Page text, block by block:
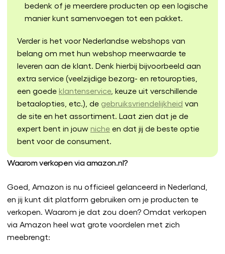
bedenk of je meerdere producten op een logische
manier kunt samenvoegen tot een pakket.
Verder is het voor Nederlandse webshops van
belang om met hun webshop meerwaarde te
leveren aan de klant. Denk hierbij bijvoorbeeld aan
extra service (veelzijdige bezorg- en retouropties,
een goede klantenservice, keuze uit verschillende
betaalopties, etc.), de gebruiksvriendelijkheid van
de site en het assortiment. Laat zien dat je de
expert bent in jouw niche en dat jij de beste optie
bent voor de consument.
Waarom verkopen via amazon.nl?
Goed, Amazon is nu officieel gelanceerd in Nederland,
en jij kunt dit platform gebruiken om je producten te
verkopen. Waarom je dat zou doen? Omdat verkopen
via Amazon heel wat grote voordelen met zich
meebrengt: